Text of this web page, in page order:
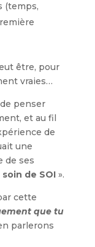
(temps,
être, pour
vraies…
penser
et au fil
de
une
de ses
de SOI».
cette
que tu
parlerons